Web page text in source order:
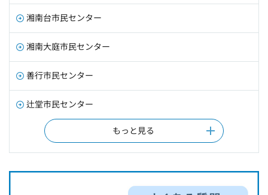
湘南台市民センター
湘南大庭市民センター
善行市民センター
辻堂市民センター
もっと見る